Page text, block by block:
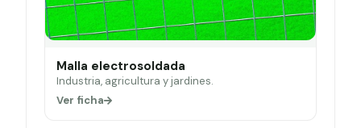
Malla electrosoldada
Industria, agricultura y jardines.
Ver ficha